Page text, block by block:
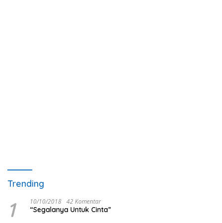
Trending
1 10/10/2018 42 Komentar
“Segalanya Untuk Cinta”